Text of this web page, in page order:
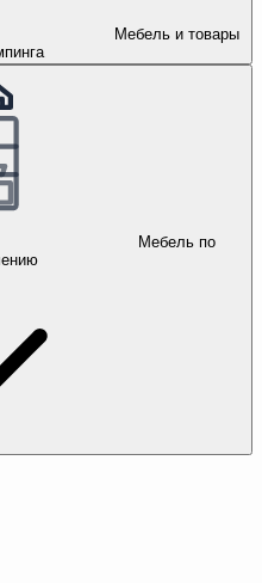
Мебель и товары
Мебель по